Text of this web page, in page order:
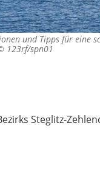
und Tipps für eine
123rf/spn01
Steglitz-